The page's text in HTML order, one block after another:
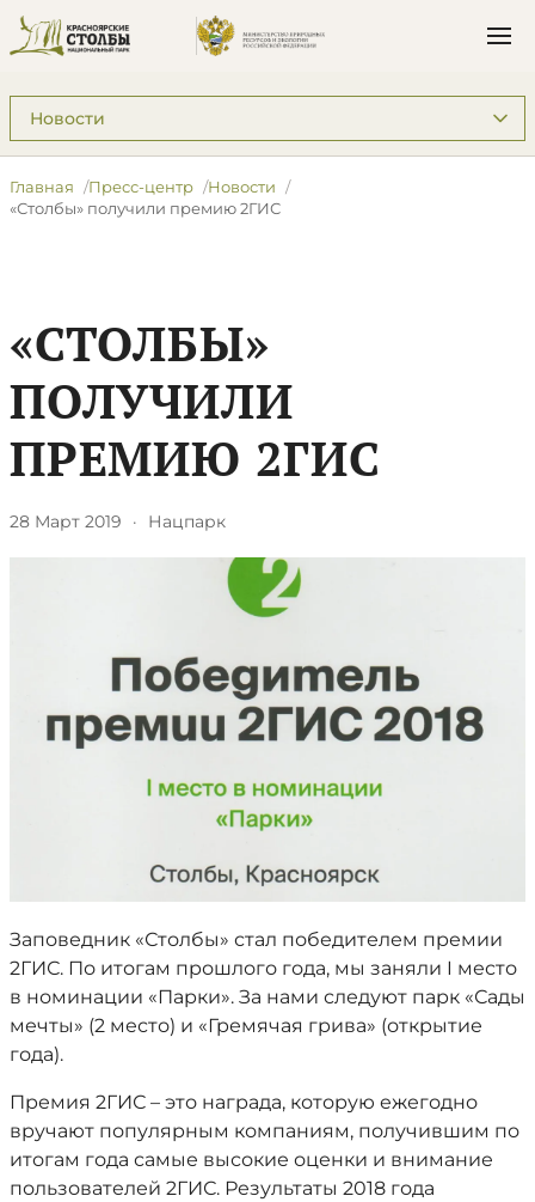
Подразделы: Пресс-центр
Главная Пресс-центр
Новости
​«Столбы» получили премию 2ГИС
​«СТОЛБЫ»
ПОЛУЧИЛИ
ПРЕМИЮ 2ГИС
28 Март 2019 · Нацпарк
Заповедник «Столбы» стал победителем премии
2ГИС. По итогам прошлого года, мы заняли I место
в номинации «Парки». За нами следуют парк «Сады
мечты» (2 место) и «Гремячая грива» (открытие
года).
Премия 2ГИС – это награда, которую ежегодно
вручают популярным компаниям, получившим по
итогам года самые высокие оценки и внимание
пользователей 2ГИС. Результаты 2018 года